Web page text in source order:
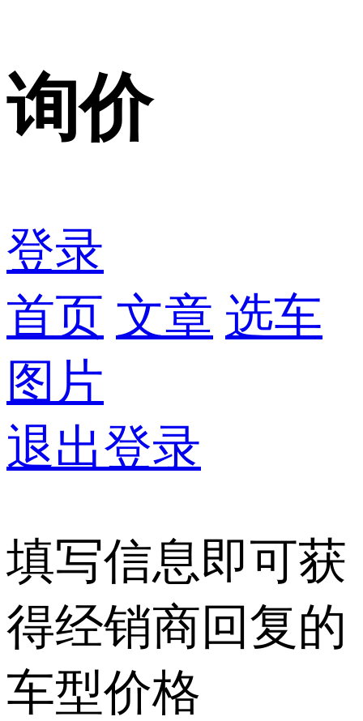
询价
登录
首页 文章 选车
图片
退出登录
填写信息即可获
得经销商回复的
车型价格